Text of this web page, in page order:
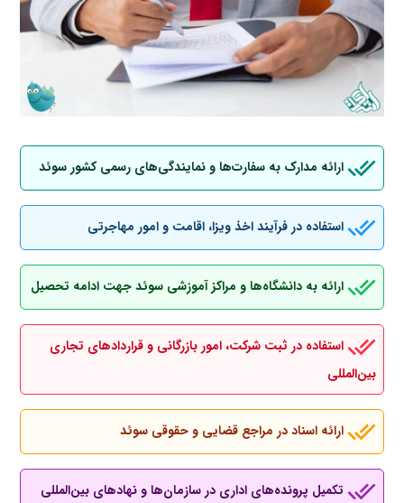
ارائه مدارک به سفارت‌ها و نمایندگی‌های رسمی کشور سوئد
استفاده در فرآیند اخذ ویزا، اقامت و امور مهاجرتی
ارائه به دانشگاه‌ها و مراکز آموزشی سوئد جهت ادامه تحصیل
استفاده در ثبت شرکت، امور بازرگانی و قراردادهای تجاری
بین‌المللی
ارائه اسناد در مراجع قضایی و حقوقی سوئد
تکمیل پرونده‌های اداری در سازمان‌ها و نهادهای بین‌المللی